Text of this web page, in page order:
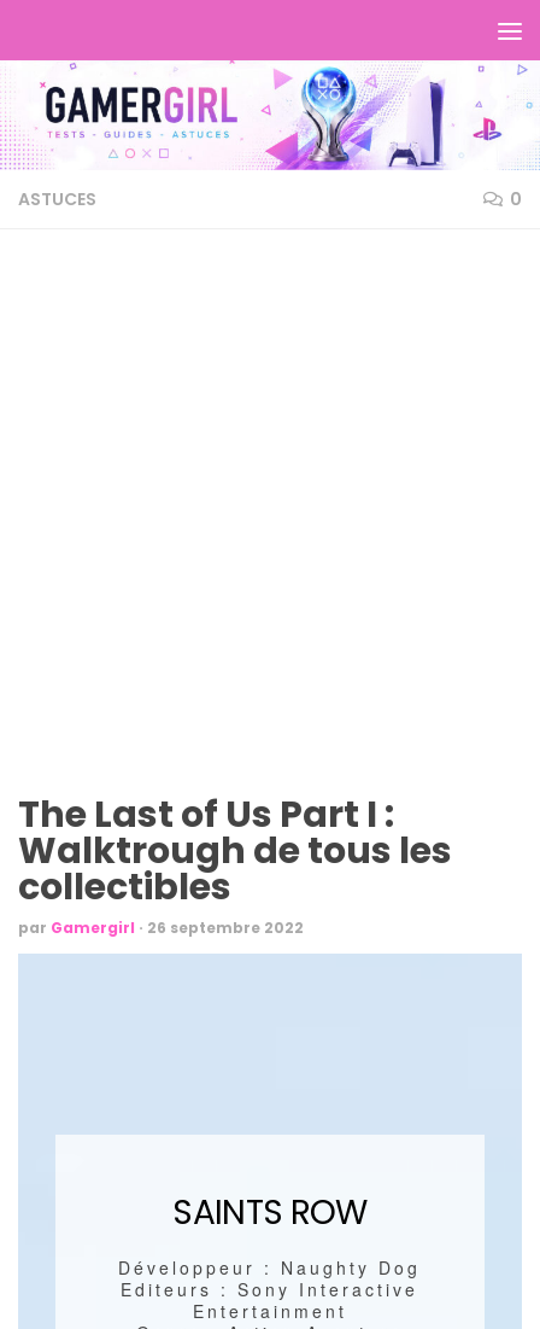
ASTUCES 0
The Last of Us Part I :
Walktrough de tous les
collectibles
par Gamergirl · 26 septembre 2022
SAINTS ROW
Développeur : Naughty Dog
Editeurs : Sony Interactive
Entertainment